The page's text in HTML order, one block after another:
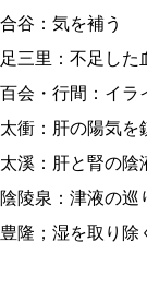
合谷：気を補う
足三里：不足した
百会・行間：イラ
太衝：肝の陽気を
太溪：肝と腎の陰
陰陵泉：津液の巡
豊隆；湿を取り除